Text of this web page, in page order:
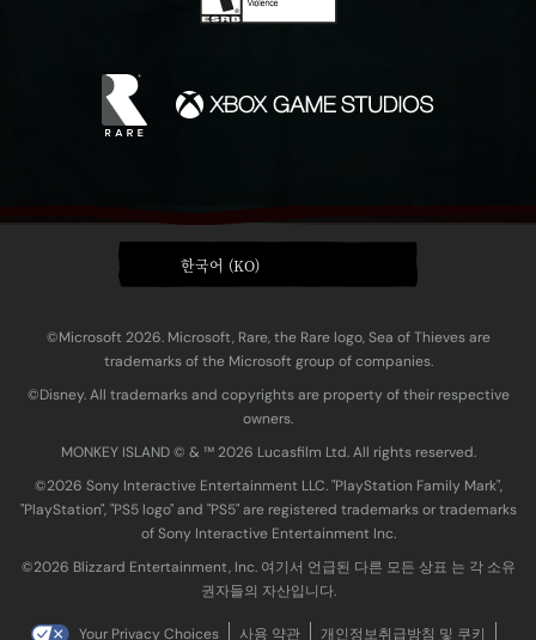
한국어 (KO)
©Microsoft 2026. Microsoft, Rare, the Rare logo, Sea of Thieves are
trademarks of the Microsoft group of companies.
©Disney. All trademarks and copyrights are property of their respective
owners.
MONKEY ISLAND © & ™ 20‍26 Lucasfilm Ltd. All rights reserved.
©2026 Sony Interactive Entertainment LLC. "PlayStation Family Mark",
"PlayStation", "PS5 logo" and "PS5" are registered trademarks or trademarks
of Sony Interactive Entertainment Inc.
©2026 Blizzard Entertainment, Inc. 여기서 언급된 다른 모든 상표 는 각 소유
권자들의 자산입니다.
Your Privacy Choices 사용 약관 개인정보취급방침 및 쿠키